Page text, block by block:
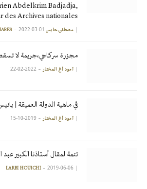
Abdelkrim Badjadja,
des Archives nationales.
| مصطفى حابس MUSTAPHA HABES 2022-03-01
مجزرة سركاجي،جريمة لا تسقط
| آمود أغ المختار 2022-02-22
في ماهية الدولة العميقة |
| آمود أغ المختار 2019-10-15
تتمة لمقال أستاذنا الكبير
|
LARBI HOUICHI 2019-06-06